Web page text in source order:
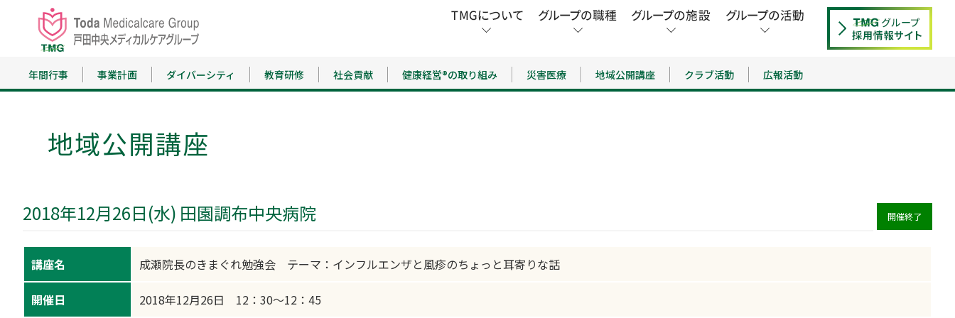
年間行事 事業計画 ダイバーシティ 教育研修 社会貢献 健康経営®の取り組み 災害医療 地域公開講座 クラブ活動 広報活動
地域公開講座
開催終了
2018年12月26日(水) 田園調布中央病院
講座名 成瀬院長のきまぐれ勉強会 テーマ：インフルエンザと風疹のちょっと耳寄りな話
開催日 2018年12月26日 12：30～12：45